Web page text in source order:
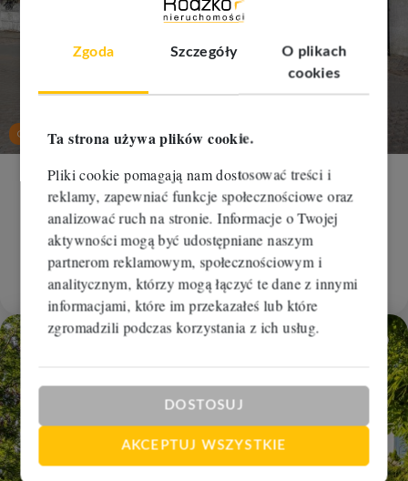
Zgoda Szczegóły
O plikach
cookies
Ta strona używa plików cookie.
Pliki cookie pomagają nam dostosować treści i
reklamy, zapewniać funkcje społecznościowe oraz
analizować ruch na stronie. Informacje o Twojej
aktywności mogą być udostępniane naszym
partnerom reklamowym, społecznościowym i
analitycznym, którzy mogą łączyć te dane z innymi
informacjami, które im przekazałeś lub które
zgromadzili podczas korzystania z ich usług.
DOSTOSUJ
AKCEPTUJ WSZYSTKIE
Oferta na wyłączność
Obiekt na sprzedaż
Bydgoszcz, Miedzyń
300 m2 3 200,00 zł/m2
RBM-BS-112213 960 000 zł